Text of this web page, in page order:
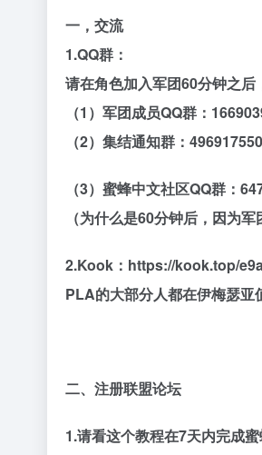
一，交流
1.QQ群：
请在角色加入军团60分钟之
（1）军团成员QQ群：
（2）集结通知群：496917550
（3）蜜蜂中文社区QQ群：
（为什么是60分钟后，因为
2.Kook： https://kook.top/
PLA的大部分人都在伊梅瑟亚
二、注册联盟论坛
1.请看这个教程在7天内完成